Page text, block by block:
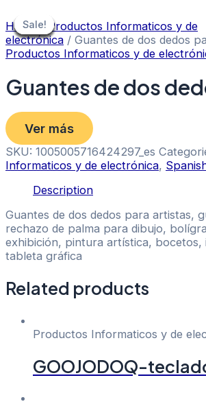
to
content
Sale!
Home/ Productos Informaticos y de
electrónica / Guantes de dos dedos
Productos Informaticos y de
Guantes de dos
Ver más
SKU: 1005005716424297_es
Informaticos y de electrónica,
Description
Guantes de dos dedos para artistas,
rechazo de palma para dibujo,
exhibición, pintura artística, bocetos,
tableta gráfica
Related products
Sale!
Sale!
Productos Informaticos y de
GOOJODOQ-
Sale!
Sale!
Sale!
Sale!
Sale!
Sale!